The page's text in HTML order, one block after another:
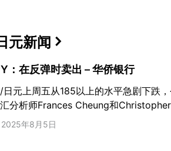
元新闻 
：在反弹时卖出 – 华侨银行
日元上周五从185以上的水平急剧下跌
分析师Frances Cheung和
水平。
2025年8月5日